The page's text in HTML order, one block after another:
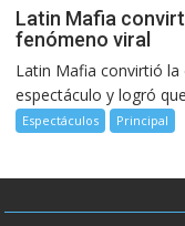
Latin Mafia
fenómeno viral
Latin Mafia convirtió
espectáculo y logró
Espectáculos Principal